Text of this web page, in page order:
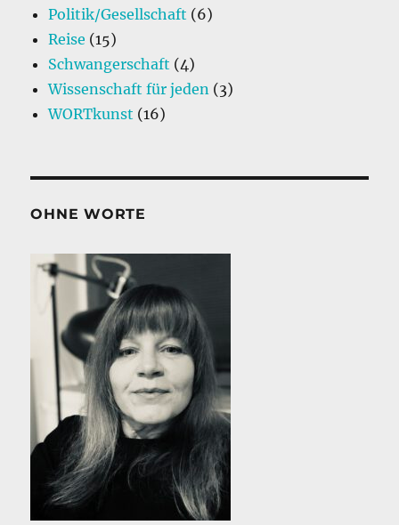
Politik/Gesellschaft (6)
Reise (15)
Schwangerschaft (4)
Wissenschaft für jeden (3)
WORTkunst (16)
OHNE WORTE